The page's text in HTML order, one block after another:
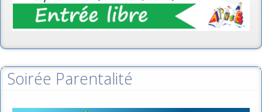
Soirée Parentalité